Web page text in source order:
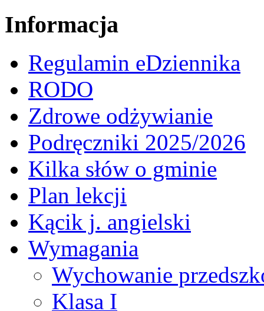
Informacja
Regulamin eDziennika
RODO
Zdrowe odżywianie
Podręczniki 2025/2026
Kilka słów o gminie
Plan lekcji
Kącik j. angielski
Wymagania
Wychowanie
Klasa I